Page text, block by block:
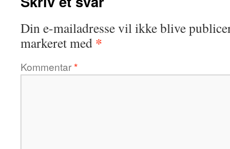
Din e-mailadresse vil ikke blive
markeret med *
Kommentar*